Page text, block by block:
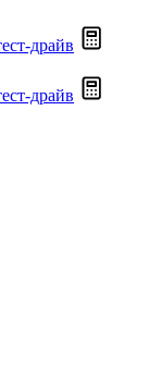
драйв
драйв